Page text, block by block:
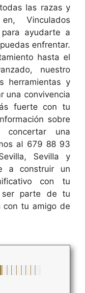
las razas y
Vinculados
ayudarte a
enfrentar.
hasta el
nuestro
herramientas y
una convivencia
fuerte con tu
sobre
concertar una
al 679 88 93
Sevilla y
a construir un
con tu
ser parte de tu
con tu amigo de